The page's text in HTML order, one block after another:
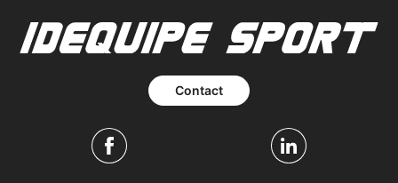
Contact
Facebook Linkedin